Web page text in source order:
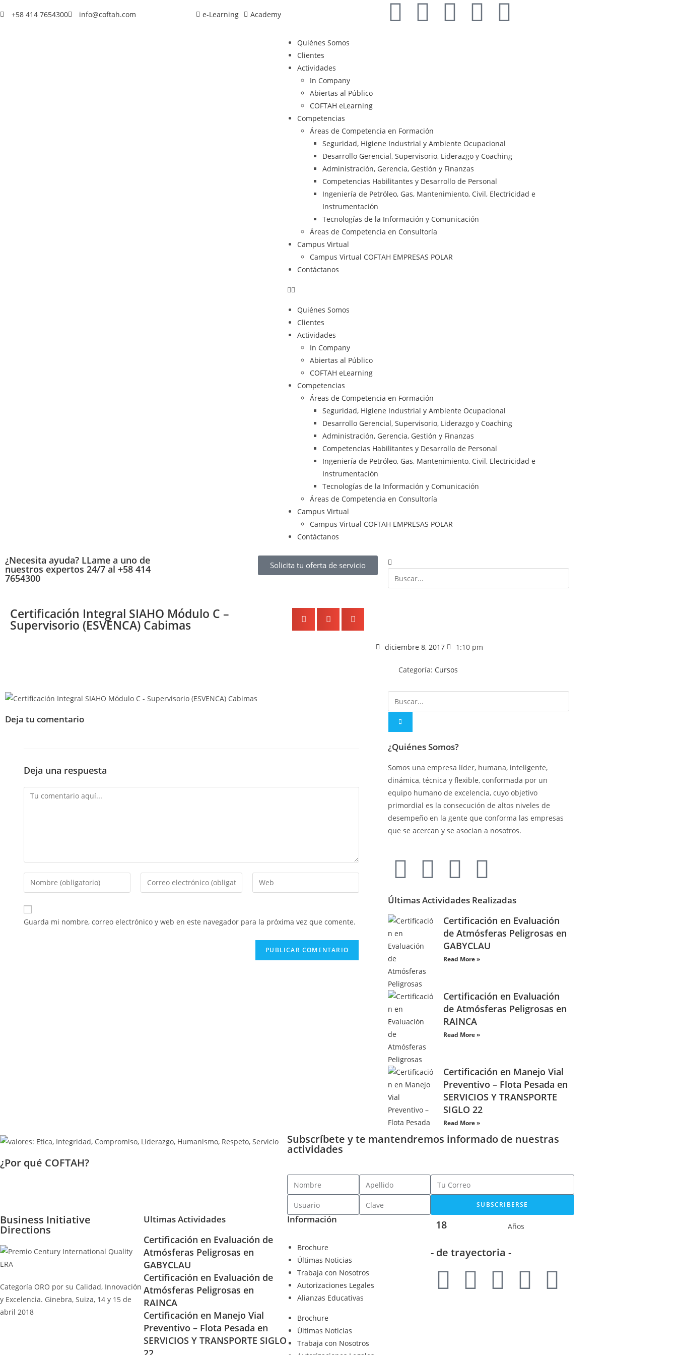
+58 414 7654300 info@coftah.com e-Learning Academy
Quiénes Somos
Clientes
Actividades
In Company
Abiertas al Público
COFTAH eLearning
Competencias
Áreas de Competencia en Formación
Seguridad, Higiene Industrial y Ambiente Ocupacional
Desarrollo Gerencial, Supervisorio, Liderazgo y Coaching
Administración, Gerencia, Gestión y Finanzas
Competencias Habilitantes y Desarrollo de Personal
Ingeniería de Petróleo, Gas, Mantenimiento, Civil, Electricidad e
Instrumentación
Tecnologías de la Información y Comunicación
Áreas de Competencia en Consultoría
Campus Virtual
Campus Virtual COFTAH EMPRESAS POLAR
Contáctanos
Quiénes Somos
Clientes
Actividades
In Company
Abiertas al Público
COFTAH eLearning
Competencias
Áreas de Competencia en Formación
Seguridad, Higiene Industrial y Ambiente Ocupacional
Desarrollo Gerencial, Supervisorio, Liderazgo y Coaching
Administración, Gerencia, Gestión y Finanzas
Competencias Habilitantes y Desarrollo de Personal
Ingeniería de Petróleo, Gas, Mantenimiento, Civil, Electricidad e
Instrumentación
Tecnologías de la Información y Comunicación
Áreas de Competencia en Consultoría
Campus Virtual
Campus Virtual COFTAH EMPRESAS POLAR
Contáctanos
¿Necesita ayuda? LLame a uno de
nuestros expertos 24/7 al +58 414
7654300
Solicita tu oferta de servicio
Certificación Integral SIAHO Módulo C –
Supervisorio (ESVENCA) Cabimas
diciembre 8, 2017 1:10 pm
Categoría: Cursos
Deja tu comentario
Deja una respuesta
Guarda mi nombre, correo electrónico y web en este navegador para la próxima vez que comente.
¿Quiénes Somos?
Somos una empresa líder, humana, inteligente,
dinámica, técnica y flexible, conformada por un
equipo humano de excelencia, cuyo objetivo
primordial es la consecución de altos niveles de
desempeño en la gente que conforma las empresas
que se acercan y se asocian a nosotros.
Últimas Actividades Realizadas
Certificación en Evaluación
de Atmósferas Peligrosas en
GABYCLAU
Read More »
Certificación en Evaluación
de Atmósferas Peligrosas en
RAINCA
Read More »
Certificación en Manejo Vial
Preventivo – Flota Pesada en
SERVICIOS Y TRANSPORTE
SIGLO 22
Read More »
¿Por qué COFTAH?
Subscríbete y te mantendremos informado de nuestras
actividades
SUBSCRIBERSE
Business Initiative
Directions
Categoría ORO por su Calidad, Innovación
y Excelencia. Ginebra, Suiza, 14 y 15 de
abril 2018
Ultimas Actividades
Certificación en Evaluación de
Atmósferas Peligrosas en
GABYCLAU
Certificación en Evaluación de
Atmósferas Peligrosas en
RAINCA
Certificación en Manejo Vial
Preventivo – Flota Pesada en
SERVICIOS Y TRANSPORTE SIGLO
Información
Brochure
Últimas Noticias
Trabaja con Nosotros
Autorizaciones Legales
Alianzas Educativas
Brochure
Últimas Noticias
Trabaja con Nosotros
18 Años
- de trayectoria -